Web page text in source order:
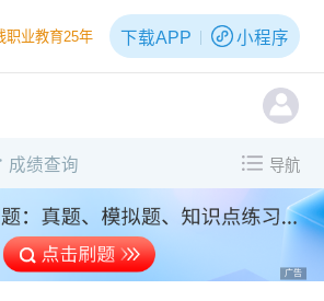
职业教育25年 下载APP 小程序
成绩查询 导航
广告